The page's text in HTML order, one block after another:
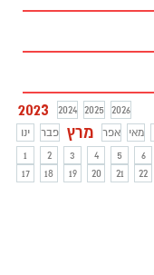
2023 2024 2025
2026
ינו
פבר מרץ אפר מאי
1
2 3 4 5 6
17
18 19 20 21 22